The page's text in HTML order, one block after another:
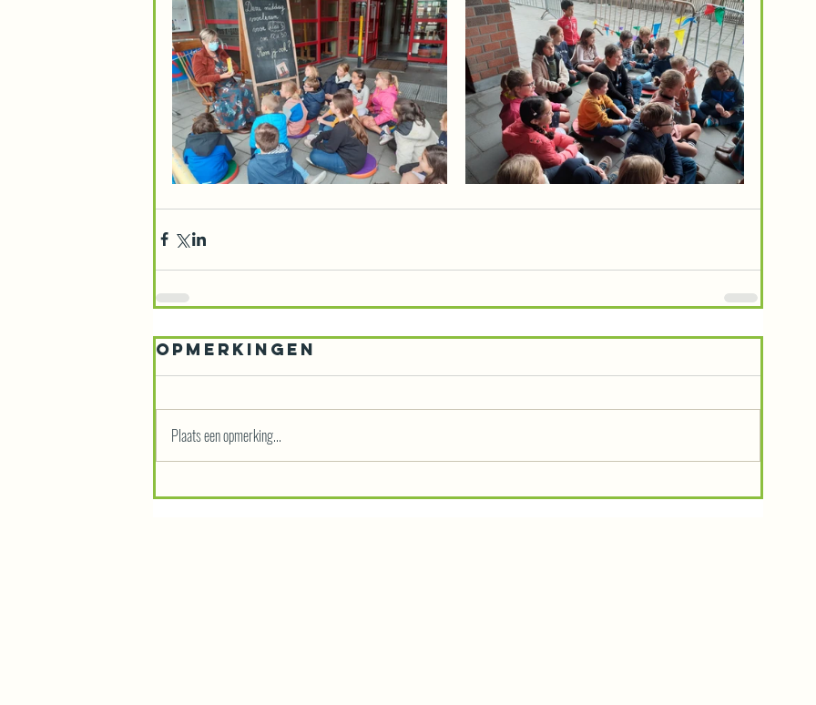
Opmerkingen
Plaats een opmerking...